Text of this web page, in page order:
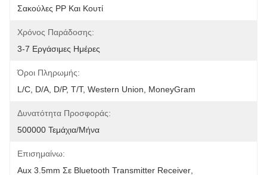
Σακούλες PP Και Κουτί
Χρόνος Παράδοσης:
3-7 Εργάσιμες Ημέρες
Όροι Πληρωμής:
L/C, D/A, D/P, T/T, Western Union, MoneyGram
Δυνατότητα Προσφοράς:
500000 Τεμάχια/μήνα
Επισημαίνω:
Aux 3.5mm Σε Bluetooth Transmitter Receiver